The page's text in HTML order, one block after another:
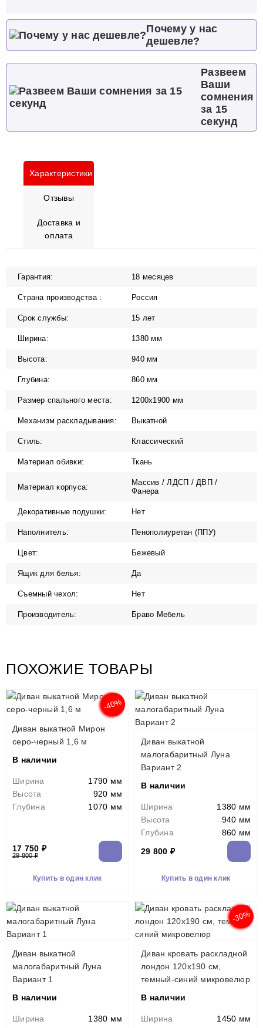
Почему у нас
дешевле?
Развеем
Ваши
сомнения
за 15
секунд
Характеристики
Отзывы
Доставка и
оплата
Гарантия: 18 месяцев
Страна производства : Россия
Срок службы: 15 лет
Ширина: 1380 мм
Высота: 940 мм
Глубина: 860 мм
Размер спального места: 1200х1900 мм
Механизм раскладывания: Выкатной
Стиль: Классический
Материал обивки: Ткань
Материал корпуса:
Массив / ЛДСП / ДВП /
Фанера
Декоративные подушки: Нет
Наполнитель: Пенополиуретан (ППУ)
Цвет: Бежевый
Ящик для белья: Да
Съемный чехол: Нет
Производитель: Браво Мебель
ПОХОЖИЕ ТОВАРЫ
-40%
Диван выкатной Мирон
серо-черный 1,6 м
В наличии
Ширина
1790 мм
Высота
920 мм
Глубина
1070 мм
17 750 ₽
29 800 ₽
Купить в один клик
Диван выкатной
малогабаритный Луна
Вариант 2
В наличии
Ширина
1380 мм
Высота
940 мм
Глубина
860 мм
29 800 ₽
Купить в один клик
Диван выкатной
малогабаритный Луна
Вариант 1
В наличии
Ширина
1380 мм
-30%
Диван кровать раскладной
лондон 120х190 см,
темный-синий микровелюр
В наличии
Ширина
1450 мм